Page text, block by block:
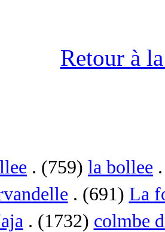
Retour à
. (759) la bollee
. (691) La
. (1732) colmbe